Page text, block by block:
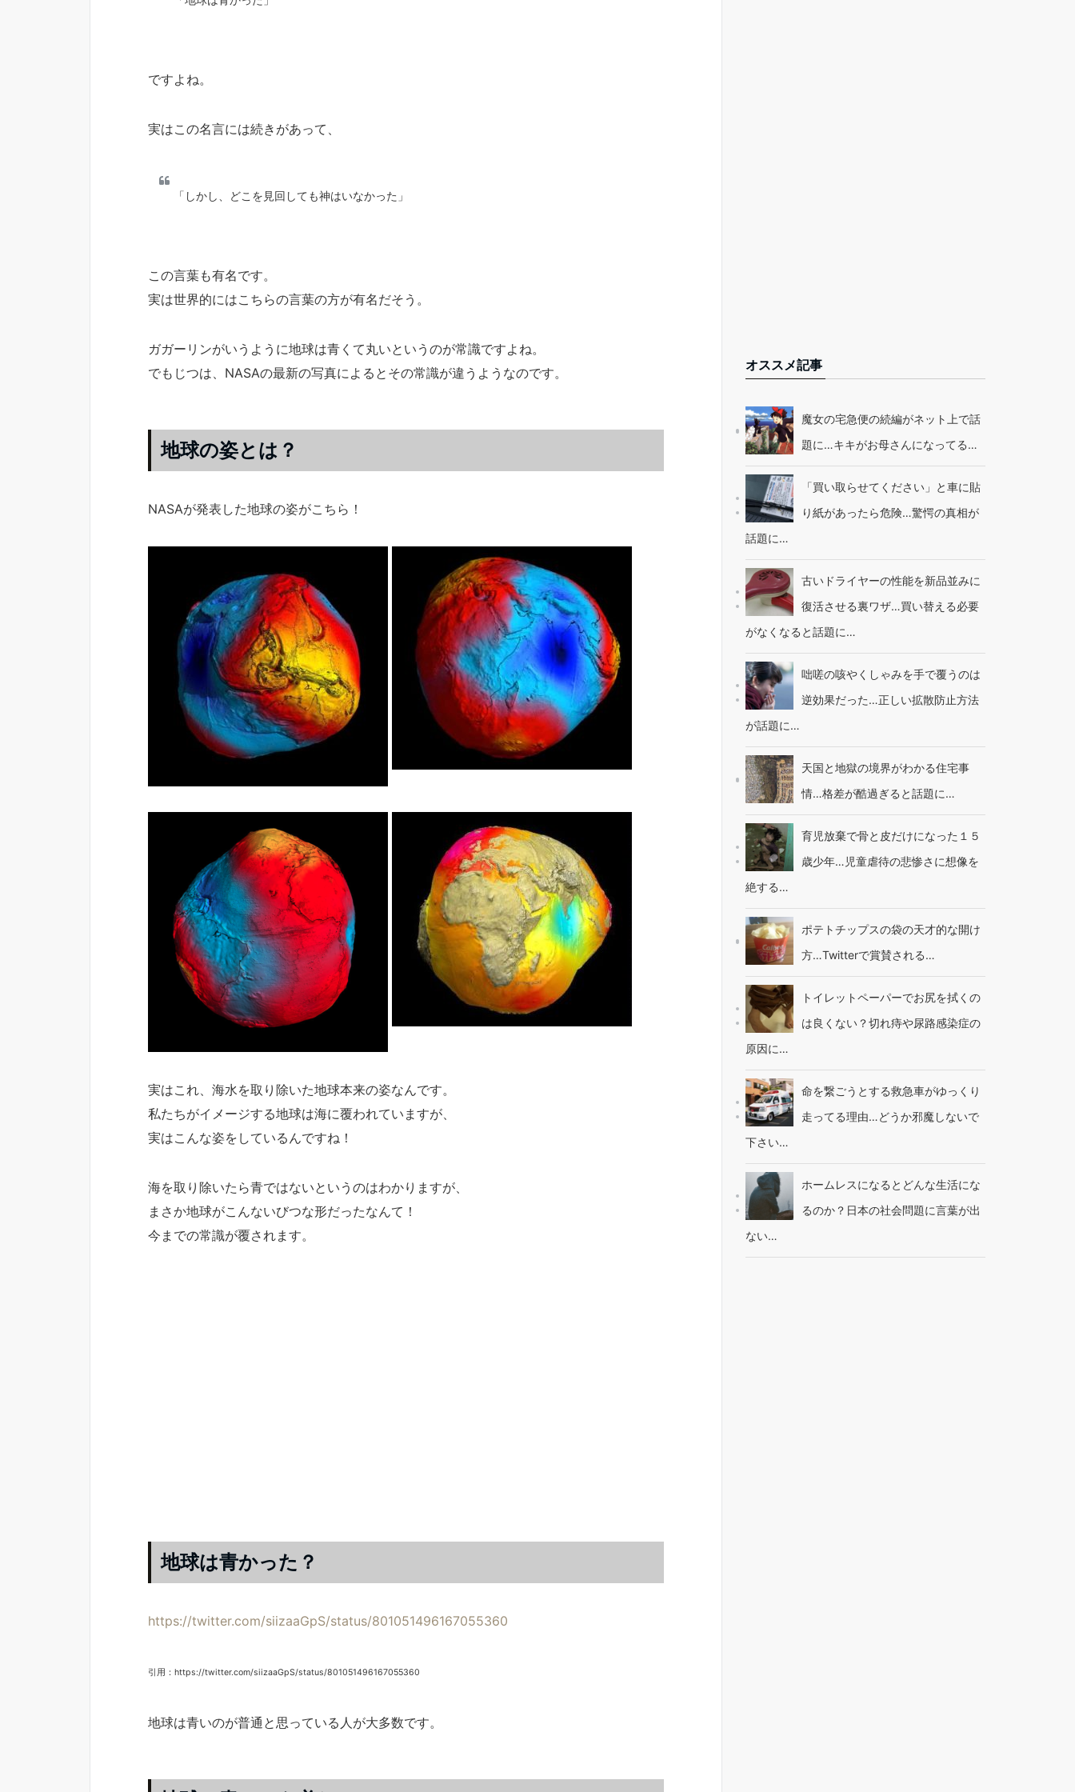
ですよね。
実はこの名言には続きがあって、
「しかし、どこを見回しても神はいなかった」
この言葉も有名です。
実は世界的にはこちらの言葉の方が有名だそう。
ガガーリンがいうように地球は青くて丸いというのが常識ですよね。
でもじつは、NASAの最新の写真によるとその常識が違うようなのです。
地球の姿とは？
NASAが発表した地球の姿がこちら！
実はこれ、海水を取り除いた地球本来の姿なんです。
私たちがイメージする地球は海に覆われていますが、
実はこんな姿をしているんですね！
海を取り除いたら青ではないというのはわかりますが、
まさか地球がこんないびつな形だったなんて！
今までの常識が覆されます。
地球は青かった？
https://twitter.com/siizaaGpS/status/801051496167055360
引用：https://twitter.com/siizaaGpS/status/801051496167055360
地球は青いのが普通と思っている人が大多数です。
オススメ記事
魔女の宅急便の続編がネット上で話
題に…キキがお母さんになってる…
「買い取らせてください」と車に貼
り紙があったら危険…驚愕の真相が
話題に…
古いドライヤーの性能を新品並みに
復活させる裏ワザ…買い替える必要
がなくなると話題に…
咄嗟の咳やくしゃみを手で覆うのは
逆効果だった…正しい拡散防止方法
が話題に…
天国と地獄の境界がわかる住宅事
情…格差が酷過ぎると話題に…
育児放棄で骨と皮だけになった１５
歳少年…児童虐待の悲惨さに想像を
絶する…
ポテトチップスの袋の天才的な開け
方…Twitterで賞賛される…
トイレットペーパーでお尻を拭くの
は良くない？切れ痔や尿路感染症の
原因に…
命を繋ごうとする救急車がゆっくり
走ってる理由…どうか邪魔しないで
下さい…
ホームレスになるとどんな生活にな
るのか？日本の社会問題に言葉が出
ない…